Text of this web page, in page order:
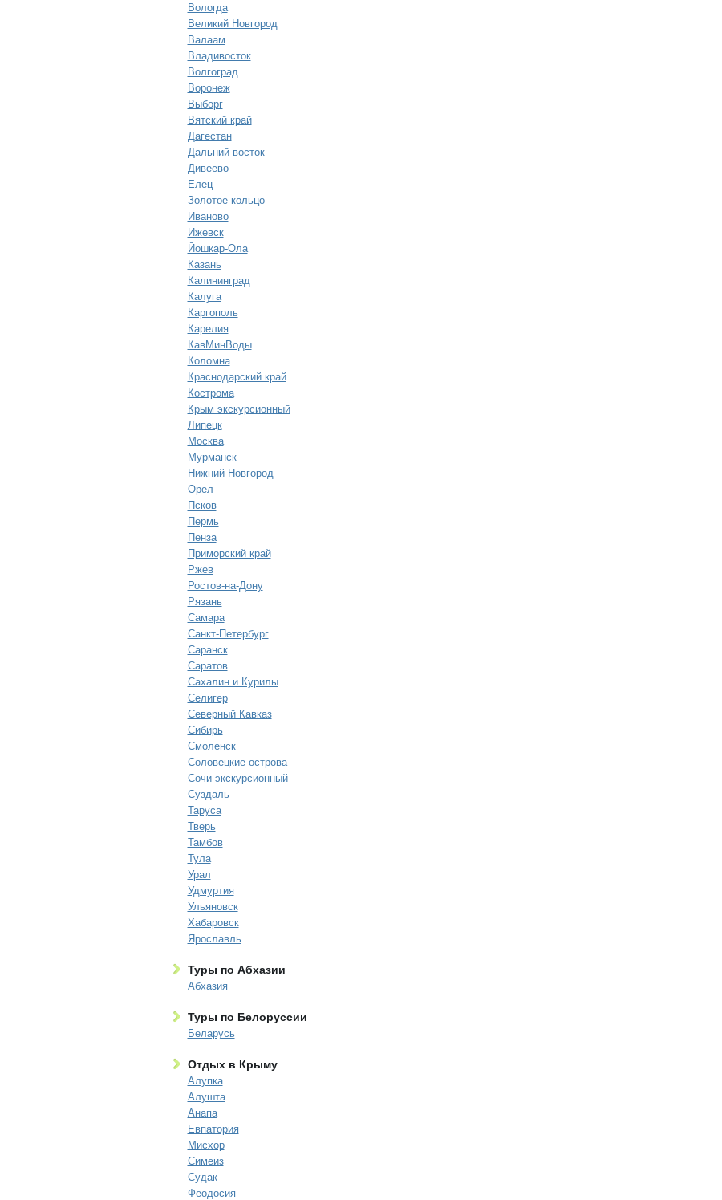
Вологда
Великий Новгород
Валаам
Владивосток
Волгоград
Воронеж
Выборг
Вятский край
Дагестан
Дальний восток
Дивеево
Елец
Золотое кольцо
Иваново
Ижевск
Йошкар-Ола
Казань
Калининград
Калуга
Каргополь
Карелия
КавМинВоды
Коломна
Краснодарский край
Кострома
Крым экскурсионный
Липецк
Москва
Мурманск
Нижний Новгород
Орел
Псков
Пермь
Пенза
Приморский край
Ржев
Ростов-на-Дону
Рязань
Самара
Санкт-Петербург
Саранск
Саратов
Сахалин и Курилы
Селигер
Северный Кавказ
Сибирь
Смоленск
Соловецкие острова
Сочи экскурсионный
Суздаль
Таруса
Тверь
Тамбов
Тула
Урал
Удмуртия
Ульяновск
Хабаровск
Ярославль
Туры по Абхазии
Абхазия
Туры по Белоруссии
Беларусь
Отдых в Крыму
Алупка
Алушта
Анапа
Евпатория
Мисхор
Симеиз
Судак
Феодосия